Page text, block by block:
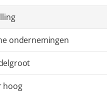
ondernemingen
hoog